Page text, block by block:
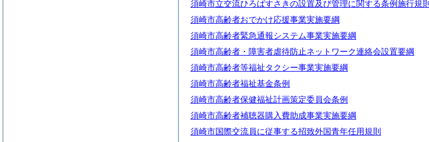
須崎市立交流ひろばすさきの設置及び管理に関する条例施行規則
須崎市高齢者おでかけ応援事業実施要綱
須崎市高齢者緊急通報システム事業実施要綱
須崎市高齢者・障害者虐待防止ネットワーク連絡会設置要綱
須崎市高齢者等福祉タクシー事業実施要綱
須崎市高齢者福祉基金条例
須崎市高齢者保健福祉計画策定委員会条例
須崎市高齢者補聴器購入費助成事業実施要綱
須崎市国際交流員に従事する招致外国青年任用規則